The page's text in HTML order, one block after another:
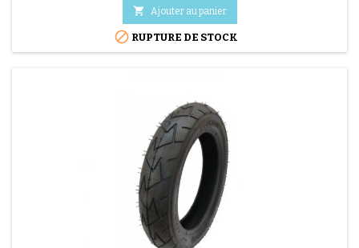
 Ajouter au panier
 RUPTURE DE STOCK